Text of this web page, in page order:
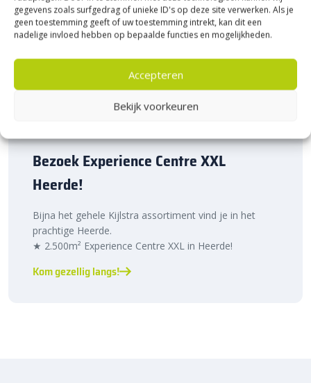
gegevens zoals surfgedrag of unieke ID's op deze site verwerken. Als je
geen toestemming geeft of uw toestemming intrekt, kan dit een
nadelige invloed hebben op bepaalde functies en mogelijkheden.
Accepteren
Bekijk voorkeuren
Bezoek Experience Centre XXL
Heerde!
Bijna het gehele Kijlstra assortiment vind je in het
prachtige Heerde.
★ 2.500m² Experience Centre XXL in Heerde!
Kom gezellig langs!